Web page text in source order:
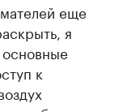
еще
я
к